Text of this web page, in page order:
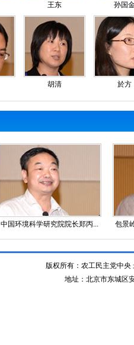
王东 孙国
胡清 於方
中国环境科学研究院院长郑丙... 包景
版权所有：农工民主党中
地址：北京市东城